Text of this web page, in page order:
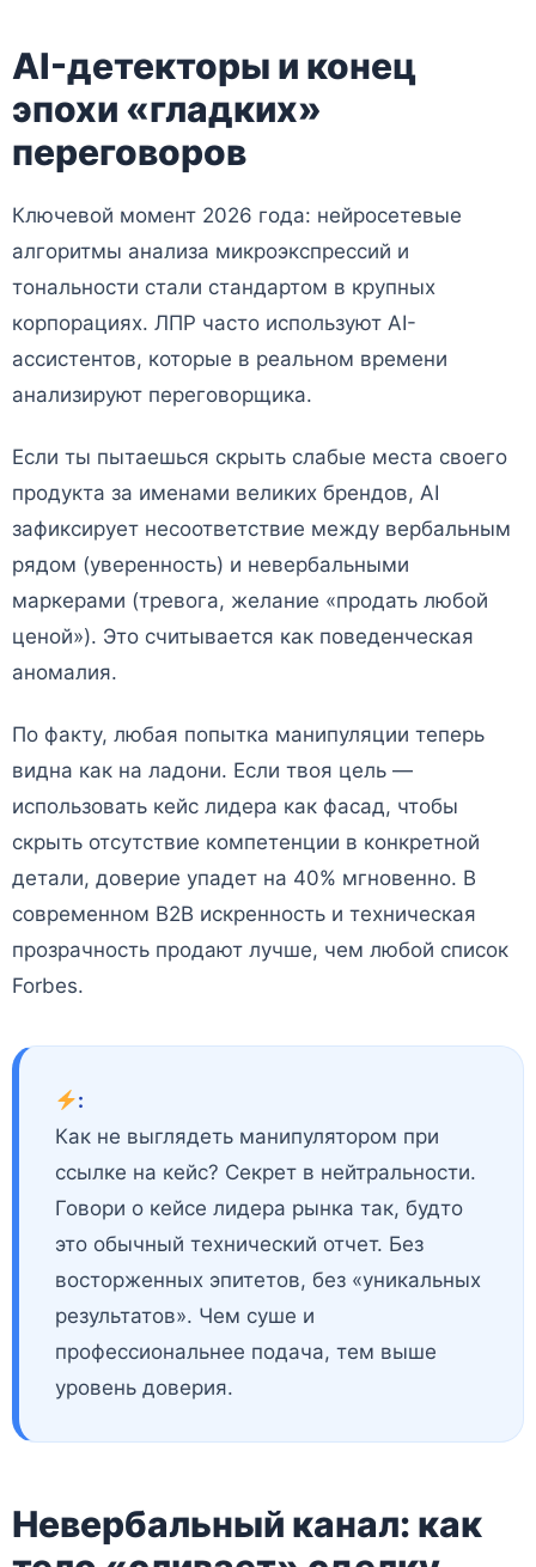
AI-детекторы и конец
эпохи «гладких»
переговоров
Ключевой момент 2026 года: нейросетевые
алгоритмы анализа микроэкспрессий и
тональности стали стандартом в крупных
корпорациях. ЛПР часто используют AI-
ассистентов, которые в реальном времени
анализируют переговорщика.
Если ты пытаешься скрыть слабые места своего
продукта за именами великих брендов, AI
зафиксирует несоответствие между вербальным
рядом (уверенность) и невербальными
маркерами (тревога, желание «продать любой
ценой»). Это считывается как поведенческая
аномалия.
По факту, любая попытка манипуляции теперь
видна как на ладони. Если твоя цель —
использовать кейс лидера как фасад, чтобы
скрыть отсутствие компетенции в конкретной
детали, доверие упадет на 40% мгновенно. В
современном B2B искренность и техническая
прозрачность продают лучше, чем любой список
Forbes.
:
Как не выглядеть манипулятором при
ссылке на кейс? Секрет в нейтральности.
Говори о кейсе лидера рынка так, будто
это обычный технический отчет. Без
восторженных эпитетов, без «уникальных
результатов». Чем суше и
профессиональнее подача, тем выше
уровень доверия.
Невербальный канал: как